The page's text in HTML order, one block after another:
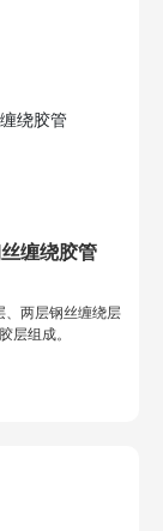
缠绕胶管
、两层钢丝缠绕层
层组成。